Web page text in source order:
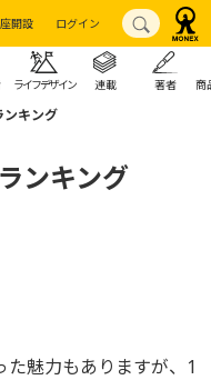
開設 ログイン
ライフデザイン 連載 著者 商
ンキング
ンキング
魅力もありますが、1